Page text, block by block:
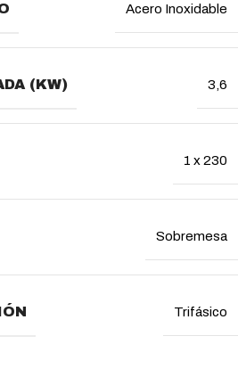
Acero Inoxidable
(KW) 3,6
1 x 230
Sobremesa
Trifásico